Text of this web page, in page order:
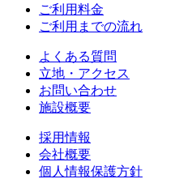
ご利用料金
ご利用までの流れ
よくある質問
立地・アクセス
お問い合わせ
施設概要
採用情報
会社概要
個人情報保護方針